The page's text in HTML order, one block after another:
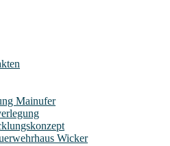
Mainufer
Wicker